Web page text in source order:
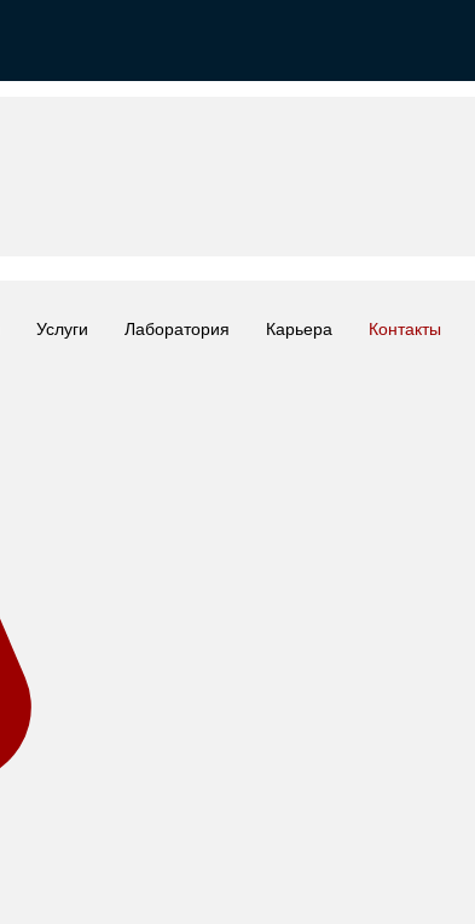
Услуги Лаборатория Карьера Контакты